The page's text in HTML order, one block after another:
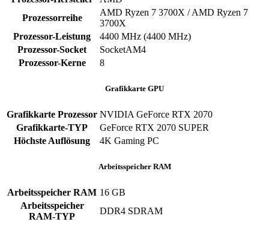
Prozessorreihe
AMD Ryzen 7 3700X / AMD Ryzen 7
3700X
Prozessor-Leistung
4400 MHz (4400 MHz)
Prozessor-Socket
SocketAM4
Prozessor-Kerne
‎8
Grafikkarte GPU
Grafikkarte Prozessor NVIDIA GeForce RTX 2070
Grafikkarte-TYP
GeForce RTX 2070 SUPER
Höchste Auflösung
4K Gaming PC
Arbeitsspeicher RAM
Arbeitsspeicher RAM ‎16 GB
Arbeitsspeicher
RAM-TYP
‎DDR4 SDRAM